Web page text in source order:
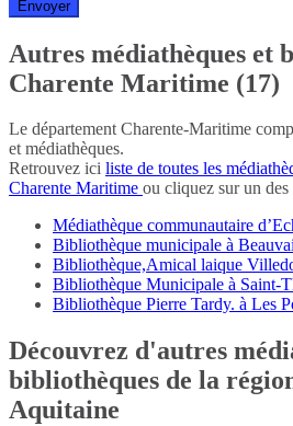
Autres médiathèques et
Charente Maritime (17)
Le département Charente-Maritime
et médiathèques.
Retrouvez ici liste de toutes les
Charente Maritime ou cliquez sur un des
Médiathèque communautaire
Bibliothèque municipale à
Bibliothèque,Amical laique
Bibliothèque Municipale à Saint-
Bibliothèque Pierre Tardy. à Les
Découvrez d'autres
bibliothèques de la
Aquitaine